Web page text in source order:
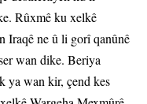
Rûxmê ku xelkê
Iraqê ne û li gorî qanûnê
wan dike. Beriya
ya wan kir, çend kes